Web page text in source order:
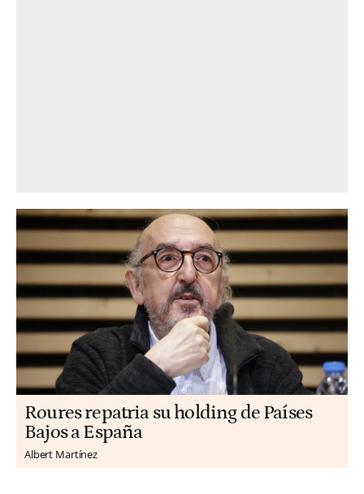
Roures repatria su holding de Países
Bajos a España
Albert Martínez